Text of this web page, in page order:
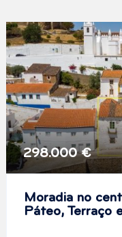
298.000 €
Moradia no
Páteo, Terraço